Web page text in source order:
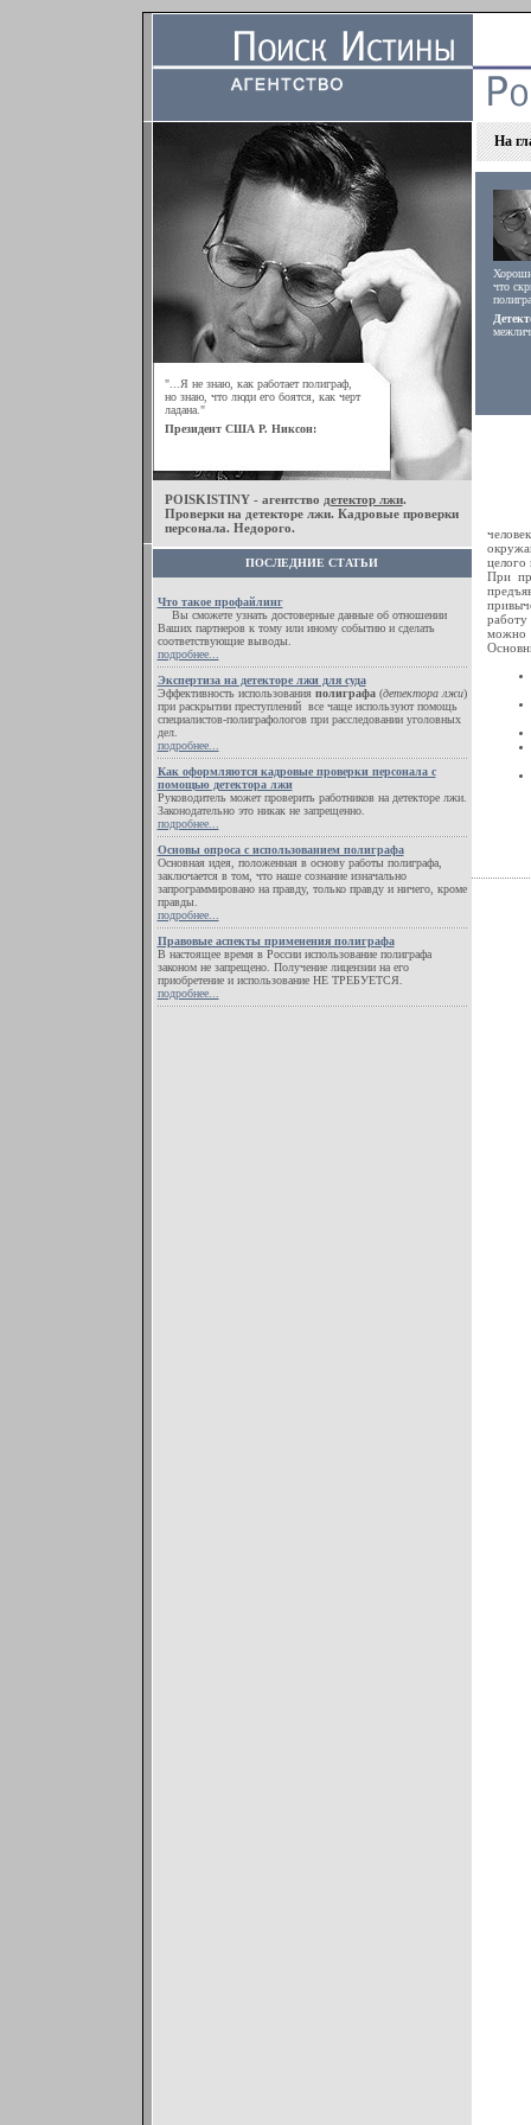
"...Я не знаю, как работает полиграф,
но знаю, что люди его боятся, как черт
ладана."
Президент США Р. Никсон:
POISKISTINY - агентство детектор лжи.
Проверки на детекторе лжи. Кадровые проверки
персонала. Недорого.
ПОСЛЕДНИЕ СТАТЬИ
Что такое профайлинг
Вы сможете узнать достоверные данные об отношении
Ваших партнеров к тому или иному событию и сделать
соответствующие выводы.
подробнее...
Экспертиза на детекторе лжи для суда
Эффективность использования полиграфа(детектора лжи)
при раскрытии преступлений все чаще используют помощь
специалистов-полиграфологов при расследовании уголовных
дел.
подробнее...
Как оформляются кадровые проверки персонала с
помощью детектора лжи
Руководитель может проверить работников на детекторе лжи.
Законодательно это никак не запрещенно.
подробнее...
Основы опроса с использованием полиграфа
Основная идея, положенная в основу работы полиграфа,
заключается в том, что наше сознание изначально
запрограммировано на правду, только правду и ничего, кроме
правды.
подробнее...
Правовые аспекты применения полиграфа
В настоящее время в России использование полиграфа
законом не запрещено. Получение лицензии на его
приобретение и использование НЕ ТРЕБУЕТСЯ.
подробнее...
На
что
целого
При
можно